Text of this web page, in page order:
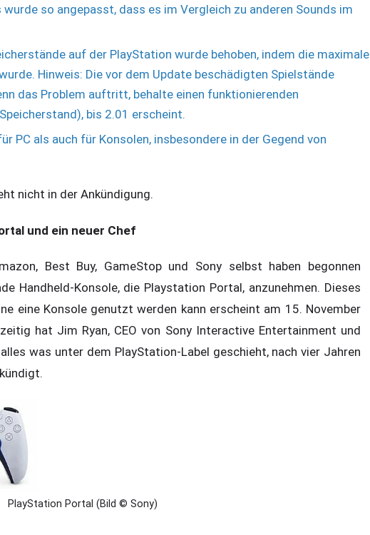
so angepasst, dass es im Vergleich zu anderen Sounds im
auf der PlayStation wurde behoben, indem die maximale
Hinweis: Die vor dem Update beschädigten Spielstände
das Problem auftritt, behalte einen funktionierenden
bis 2.01 erscheint.
PC als auch für Konsolen, insbesondere in der Gegend von
nicht in der Ankündigung.
und ein neuer Chef
Best Buy, GameStop und Sony selbst haben begonnen
Handheld-Konsole, die Playstation Portal, anzunehmen. Dieses
eine Konsole genutzt werden kann erscheint am 15. November
hat Jim Ryan, CEO von Sony Interactive Entertainment und
was unter dem PlayStation-Label geschieht, nach vier Jahren
PlayStation Portal (Bild © Sony)